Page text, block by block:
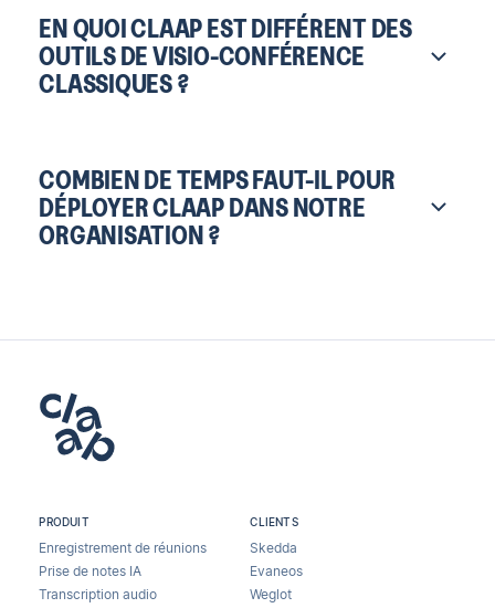
EN QUOI CLAAP EST DIFFÉRENT DES
OUTILS DE VISIO-CONFÉRENCE
CLASSIQUES ?
COMBIEN DE TEMPS FAUT-IL POUR
DÉPLOYER CLAAP DANS NOTRE
ORGANISATION ?
PRODUIT
Enregistrement de réunions
Prise de notes IA
Transcription audio
CLIENTS
Skedda
Evaneos
Weglot